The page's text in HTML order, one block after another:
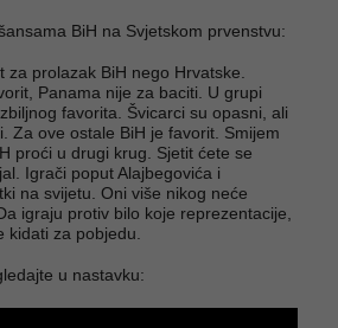
BiH na Svjetskom prvenstvu:
prolazak BiH nego Hrvatske.
Panama nije za baciti. U grupi
favorita. Švicarci su opasni, ali
Za ove ostale BiH je favorit. Smijem
proći u drugi krug. Sjetit ćete se
Igrači poput Alajbegovića i
na svijetu. Oni više nikog neće
igraju protiv bilo koje reprezentacije,
kidati za pobjedu.
u nastavku: